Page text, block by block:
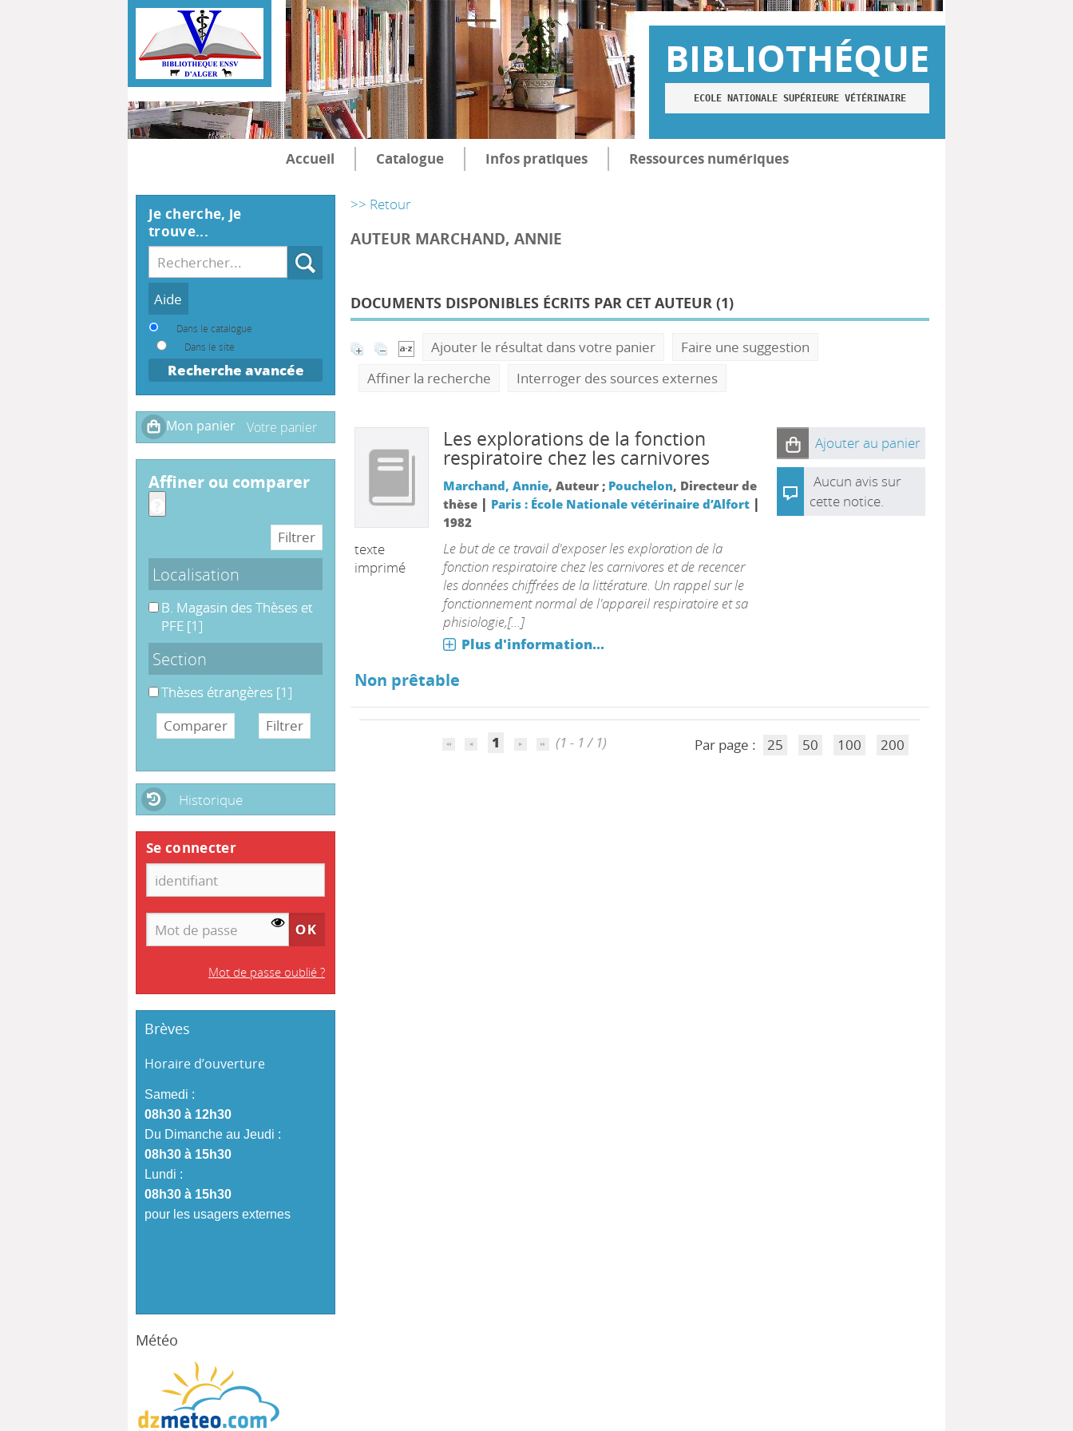
BIBLIOTHÉQUE
ECOLE NATIONALE SUPÉRIEURE VÉTÉRINAIRE
Accueil Catalogue Infos pratiques Ressources numériques
>> Retour
AUTEUR MARCHAND, ANNIE
DOCUMENTS DISPONIBLES ÉCRITS PAR CET AUTEUR (1)
Ajouter le résultat dans votre panier
Faire une suggestion
Affiner la recherche
Interroger des sources externes
texte
imprimé
Les explorations de la fonction
respiratoire chez les carnivores
Marchand, Annie, Auteur ; Pouchelon, Directeur de
thèse | Paris : École Nationale vétérinaire d’Alfort|
1982
Le but de ce travail d'exposer les exploration de la
fonction respiratoire chez les carnivores et de recencer
les données chiffrées de la littérature. Un rappel sur le
fonctionnement normal de l'appareil respiratoire et sa
phisiologie,[...]
Plus d'information...
Ajouter au panier
Aucun avis sur
cette notice.
Non prêtable
1 (1 - 1 / 1) Par page : 25 50 100 200
Je cherche, je
trouve...
Recherche
Dans le catalogue
Dans le site
Recherche avancée
affiner ou comparer
Localisation
B. Magasin des Thèses et PFE
B. Magasin des Thèses et
PFE [1]
Section
Thèses étrangères
Thèses étrangères [1]
Historique
Se connecter
Mot de passe oublié ?
Brèves
Horaire d’ouverture
Samedi :
08h30 à 12h30
Du Dimanche au Jeudi :
08h30 à 15h30
Lundi :
08h30 à 15h30
pour les usagers externes
Météo